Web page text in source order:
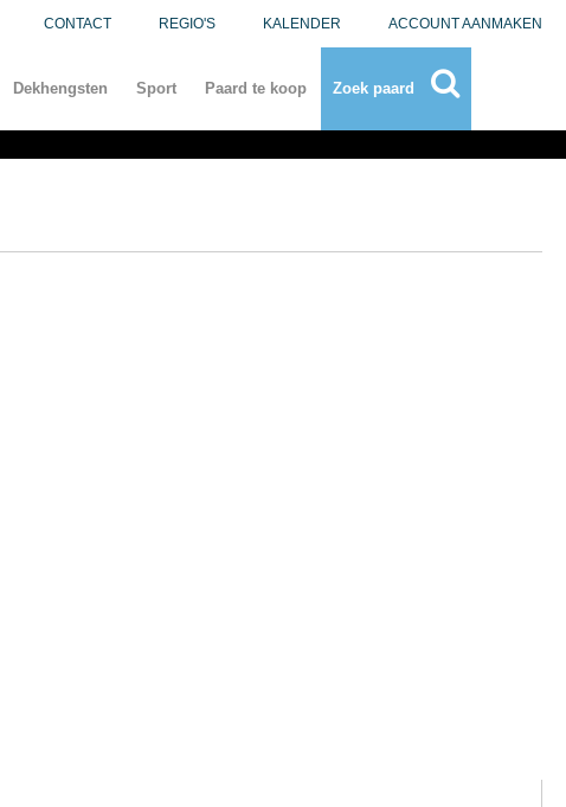
CONTACT REGIO'S KALENDER ACCOUNT AANMAKEN
Dekhengsten Sport Paard te koop Zoek paard